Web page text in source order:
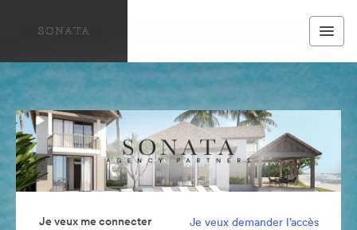
Je veux me connecter Je veux demander l’accès